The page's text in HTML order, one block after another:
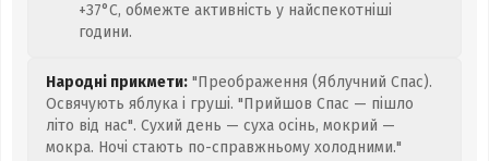
+37°C, обмежте активність у найспекотніші
години.
Народні прикмети: "Преображення (Яблучний Спас).
Освячують яблука і груші. "Прийшов Спас — пішло
літо від нас". Сухий день — суха осінь, мокрий —
мокра. Ночі стають по-справжньому холодними."